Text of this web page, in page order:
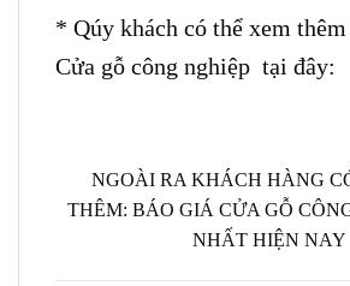
* Qúy khách có thể xem
Cửa gỗ công nghiệp tại đây:
NGOÀI RA KHÁCH HÀNG
THÊM: BÁO GIÁ CỬA GỖ
NHẤT HIỆN NAY